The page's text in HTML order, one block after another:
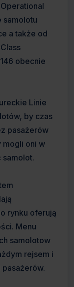
samolotu
a także od
obecnie
Linie
by czas
pasażerów
mogli oni w
rynku oferują
Menu
samolotow
rejsem i